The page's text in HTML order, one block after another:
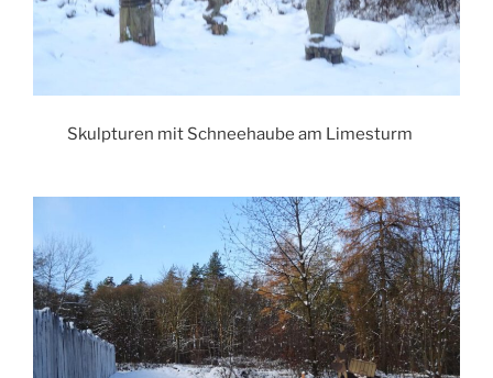
Skulpturen mit Schneehaube am Limesturm